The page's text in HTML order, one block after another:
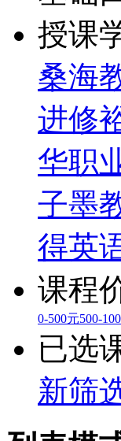
授课
桑海
进修
华职
子墨
得英
课程
0-500元500-
已选
新筛